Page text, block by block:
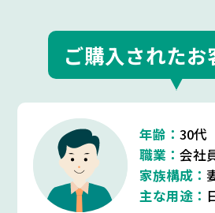
ご購入されたお
年齢：30代
職業：会社
家族構成：
主な用途：